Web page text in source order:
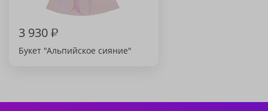
3 930₽
Букет "Альпийское сияние"